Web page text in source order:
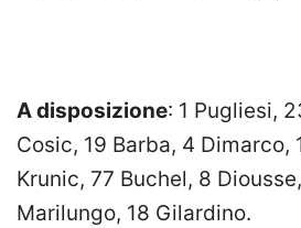
A disposizione: 1 Pugliesi,
Cosic, 19 Barba, 4 Dimarco,
Krunic, 77 Buchel, 8
Marilungo, 18 Gilardino.